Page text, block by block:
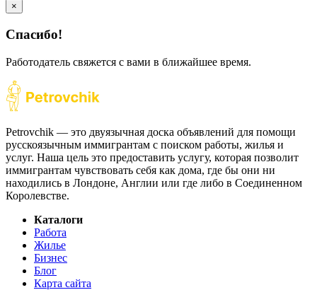
×
Спасибо!
Работодатель свяжется с вами в ближайшее время.
Petrovchik — это двуязычная доска объявлений для помощи
русскоязычным иммигрантам с поиском работы, жилья и
услуг. Наша цель это предоставить услугу, которая позволит
иммигрантам чувствовать себя как дома, где бы они ни
находились в Лондоне, Англии или где либо в Соединенном
Королевстве.
Каталоги
Работа
Жилье
Бизнес
Блог
Карта сайта